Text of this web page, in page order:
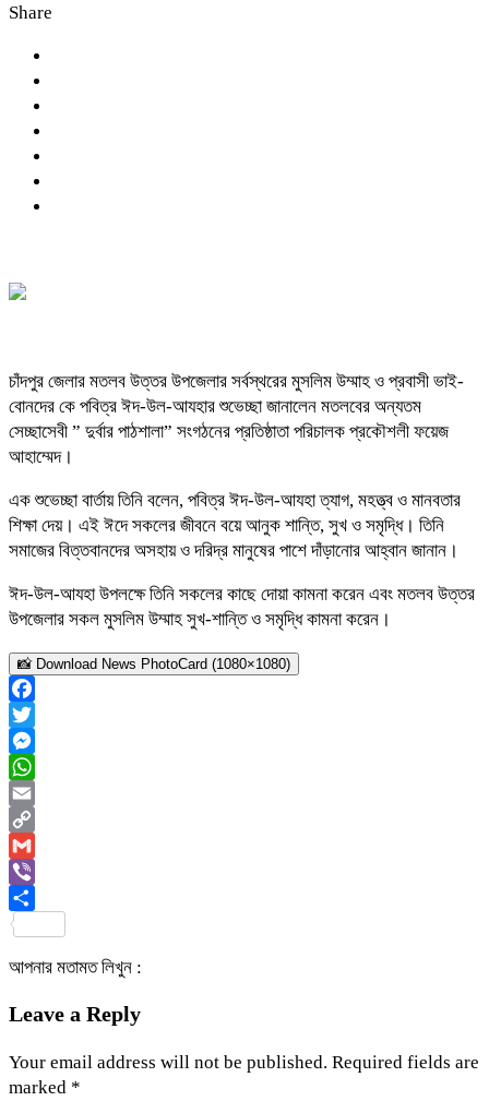
Share
চাঁদপুর জেলার মতলব উত্তর উপজেলার সর্বস্থরের মুসলিম উম্মাহ ও প্রবাসী ভাই-
বোনদের কে পবিত্র ঈদ-উল-আযহার শুভেচ্ছা জানালেন মতলবের অন্যতম
সেচ্ছাসেবী ” দুর্বার পাঠশালা” সংগঠনের প্রতিষ্ঠাতা পরিচালক প্রকৌশলী ফয়েজ
আহাম্মেদ।
এক শুভেচ্ছা বার্তায় তিনি বলেন, পবিত্র ঈদ-উল-আযহা ত্যাগ, মহত্ত্ব ও মানবতার
শিক্ষা দেয়। এই ঈদে সকলের জীবনে বয়ে আনুক শান্তি, সুখ ও সমৃদ্ধি। তিনি
সমাজের বিত্তবানদের অসহায় ও দরিদ্র মানুষের পাশে দাঁড়ানোর আহ্বান জানান।
ঈদ-উল-আযহা উপলক্ষে তিনি সকলের কাছে দোয়া কামনা করেন এবং মতলব উত্তর
উপজেলার সকল মুসলিম উম্মাহ সুখ-শান্তি ও সমৃদ্ধি কামনা করেন।
📸 Download News PhotoCard (1080×1080)
Facebook
Twitter
Messenger
WhatsApp
Email
Copy
Link
Gmail
Viber
আপনার মতামত লিখুন :
Leave a Reply
Your email address will not be published. Required fields are
marked *